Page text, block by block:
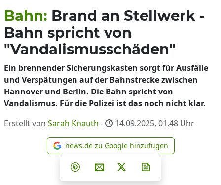
Bahn: Brand an Stellwerk -
Bahn spricht von
"Vandalismusschäden"
Ein brennender Sicherungskasten sorgt für Ausfälle
und Verspätungen auf der Bahnstrecke zwischen
Hannover und Berlin. Die Bahn spricht von
Vandalismus. Für die Polizei ist das noch nicht klar.
Erstellt von Sarah Knauth - 14.09.2025, 01.48 Uhr
news.de zu Google
news.de zu Google hinzufügen
Teilen auf Facebook
Teilen auf Whatsapp
Teilen auf Telegram
Teilen auf Pinterest
Per E-Mail teilen
Post auf X